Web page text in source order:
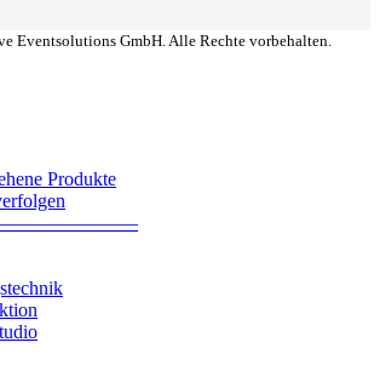
Eventsolutions GmbH. Alle Rechte vorbehalten.
Produkte